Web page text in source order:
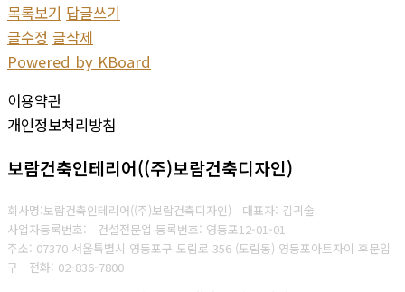
목록보기 답글쓰기
글수정 글삭제
Powered by KBoard
이용약관
개인정보처리방침
보람건축인테리어((주)보람건축디자인)
회사명:보람건축인테리어((주)보람건축디자인) 대표자: 김귀술
사업자등록번호:
건설전문업 등록번호: 영등포12-01-01
주소: 07370 서울특별시 영등포구 도림로 356 (도림동) 영등포아트자이 후문입
구 전화: 02-836-7800